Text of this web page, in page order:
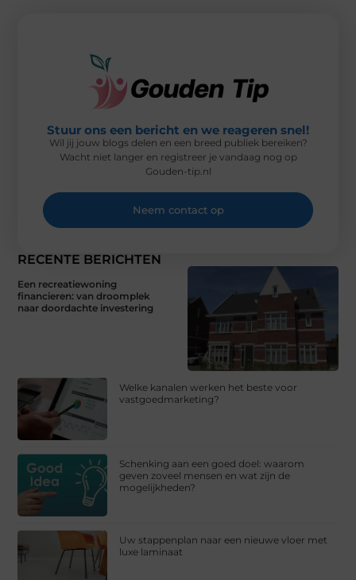
RECENTE BERICHTEN
Een recreatiewoning
financieren: van droomplek
naar doordachte investering
Welke kanalen werken het beste voor
vastgoedmarketing?
Schenking aan een goed doel: waarom
geven zoveel mensen en wat zijn de
mogelijkheden?
Uw stappenplan naar een nieuwe vloer met
luxe laminaat
Stuur ons een bericht en we reageren snel!
Wil jij jouw blogs delen en een breed publiek bereiken?
Wacht niet langer en registreer je vandaag nog op
Gouden-tip.nl
Neem contact op